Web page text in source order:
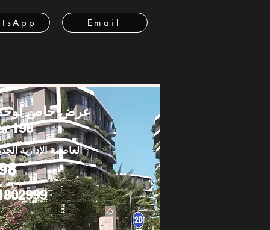
Email
عرض خاص
198 متر
العاصمة الإدارية